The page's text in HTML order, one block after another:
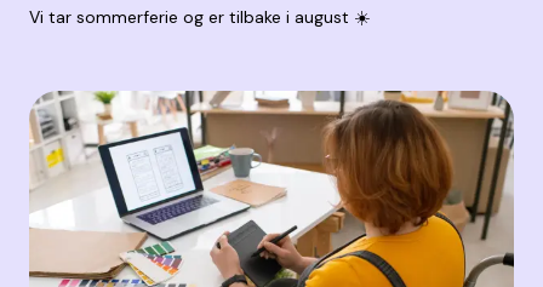
Vi tar sommerferie og er tilbake i august ☀️